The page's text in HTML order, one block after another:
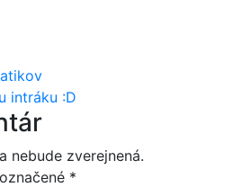
intráku :D
nebude zverejnená.
*